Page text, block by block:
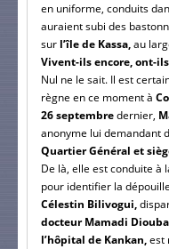
en uniforme, conduits
auraient subi des
sur l’île de Kassa,au
Vivent-ils encore, ont-
Nul ne le sait. Il est
règne en ce moment à
26 septembredernier,
anonyme lui demandant
Quartier Général et
De là, elle est conduite à
pour identifier la
Célestin Bilivogui,
docteur Mamadi
l’hôpital de Kankan,est